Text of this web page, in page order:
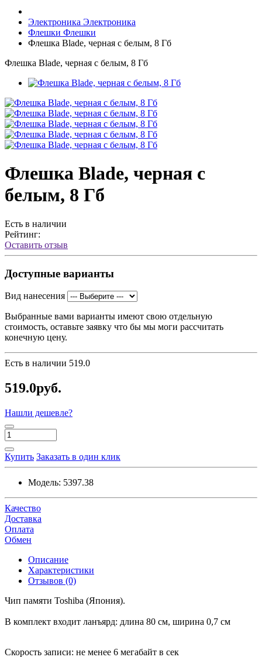
Электроника Электроника
Флешки Флешки
Флешка Blade, черная с белым, 8 Гб
Флешка Blade, черная с белым, 8 Гб
Флешка Blade, черная с
белым, 8 Гб
Есть в наличии
Рейтинг:
Оставить отзыв
Доступные варианты
Вид нанесения
Выбранные вами варианты имеют свою отдельную
стоимость, оставьте заявку что бы мы моги рассчитать
конечную цену.
Есть в наличии 519.0
519.0руб.
Нашли дешевле?
Купить Заказать в один клик
Модель: 5397.38
Качество
Доставка
Оплата
Обмен
Описание
Характеристики
Отзывов (0)
Чип памяти Toshiba (Япония).
В комплект входит ланъярд: длина 80 см, ширина 0,7 см
Скорость записи: не менее 6 мегабайт в сек